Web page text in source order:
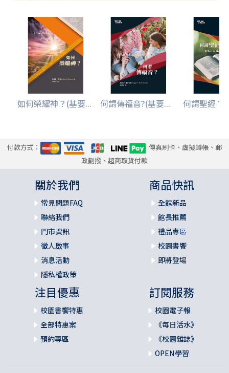
如何榮耀神？(基要... 何謂傳福音?(基要... 何謂聖經？
付款方式：
傳真刷卡、虛擬轉帳、郵
政劃撥、超商取貨付款
關於我們
常見問題FAQ
聯絡我們
門市資訊
徵人啟事
消息活動
隱私權政策
商品快訊
全館新品
館長推薦
禮品專區
校園書饗
即將登場
注目優惠
校園書饗特惠
全部特惠案
預約專區
訂閱服務
校園電子報
《每日活水》
《校園雜誌》
OPEN學習